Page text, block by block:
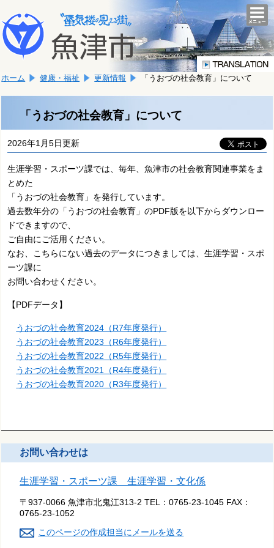
文
へ
移
ま
す。
こ
か
文
ホーム 健康・福祉 更新情報 「うおづの社会教育」について
「うおづの社会教育」について
2026年1月5日更新
生涯学習・スポーツ課では、毎年、魚津市の社会教育関連事業をま
とめた
「うおづの社会教育」を発行しています。
過去数年分の「うおづの社会教育」のPDF版を以下からダウンロー
ドできますので、
ご自由にご活用ください。
なお、こちらにない過去のデータにつきましては、生涯学習・スポ
ーツ課に
お問い合わせください。
【PDFデータ】
うおづの社会教育2024（R7年度発行）
うおづの社会教育2023（R6年度発行）
うおづの社会教育2022（R5年度発行）
うおづの社会教育2021（R4年度発行）
うおづの社会教育2020（R3年度発行）
お問い合わせは
生涯学習・スポーツ課 生涯学習・文化係
〒937-0066 魚津市北鬼江313-2 TEL：0765-23-1045 FAX：
0765-23-1052
このページの作成担当にメールを送る